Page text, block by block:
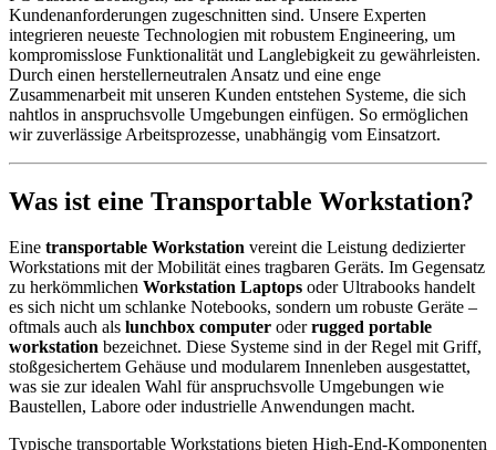
Kundenanforderungen zugeschnitten sind. Unsere Experten
integrieren neueste Technologien mit robustem Engineering, um
kompromisslose Funktionalität und Langlebigkeit zu gewährleisten.
Durch einen herstellerneutralen Ansatz und eine enge
Zusammenarbeit mit unseren Kunden entstehen Systeme, die sich
nahtlos in anspruchsvolle Umgebungen einfügen. So ermöglichen
wir zuverlässige Arbeitsprozesse, unabhängig vom Einsatzort.
Was ist eine Transportable Workstation?
Eine transportable Workstation vereint die Leistung dedizierter
Workstations mit der Mobilität eines tragbaren Geräts. Im Gegensatz
zu herkömmlichen Workstation Laptops oder Ultrabooks handelt
es sich nicht um schlanke Notebooks, sondern um robuste Geräte –
oftmals auch als lunchbox computer oderrugged portable
workstation bezeichnet. Diese Systeme sind in der Regel mit Griff,
stoßgesichertem Gehäuse und modularem Innenleben ausgestattet,
was sie zur idealen Wahl für anspruchsvolle Umgebungen wie
Baustellen, Labore oder industrielle Anwendungen macht.
Typische transportable Workstations bieten High-End-Komponenten